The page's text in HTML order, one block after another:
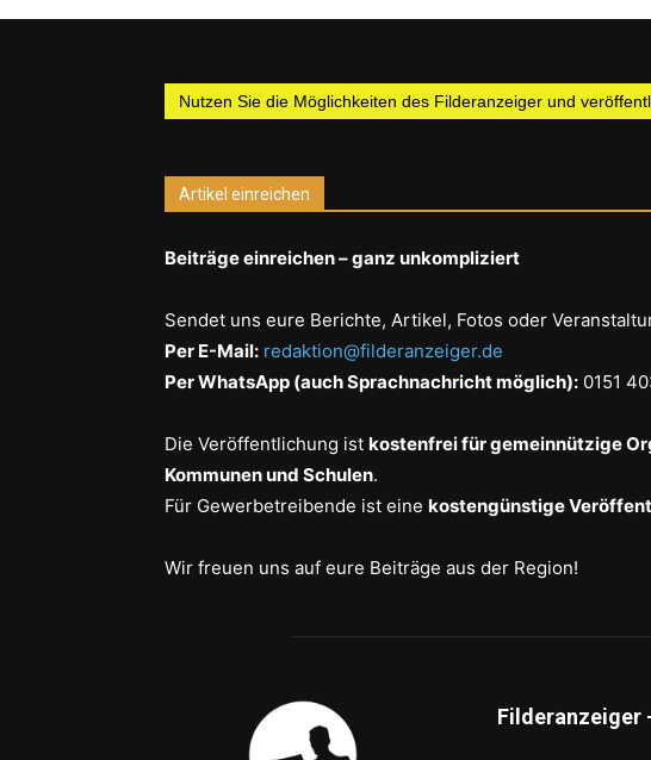
Nutzen Sie die Möglichkeiten des Filderanzeiger und
Artikel einreichen
Beiträge einreichen – ganz unkompliziert
Sendet uns eure Berichte, Artikel, Fotos oder
Per E-Mail: redaktion@filderanzeiger.de
Per WhatsApp (auch Sprachnachricht möglich): 0151
Die Veröffentlichung ist kostenfrei für gemeinnützige
Kommunen und Schulen.
Für Gewerbetreibende ist eine kostengünstige
Wir freuen uns auf eure Beiträge aus der Region!
Filderanzeiger